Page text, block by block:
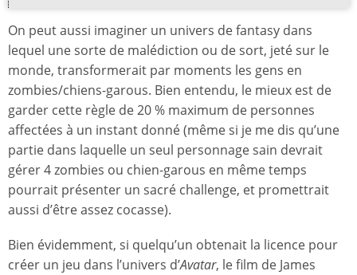
On peut aussi imaginer un univers de fantasy dans
lequel une sorte de malédiction ou de sort, jeté sur le
monde, transformerait par moments les gens en
zombies/chiens-garous. Bien entendu, le mieux est de
garder cette règle de 20 % maximum de personnes
affectées à un instant donné (même si je me dis qu’une
partie dans laquelle un seul personnage sain devrait
gérer 4 zombies ou chien-garous en même temps
pourrait présenter un sacré challenge, et promettrait
aussi d’être assez cocasse).
Bien évidemment, si quelqu’un obtenait la licence pour
créer un jeu dans l’univers d’Avatar, le film de James